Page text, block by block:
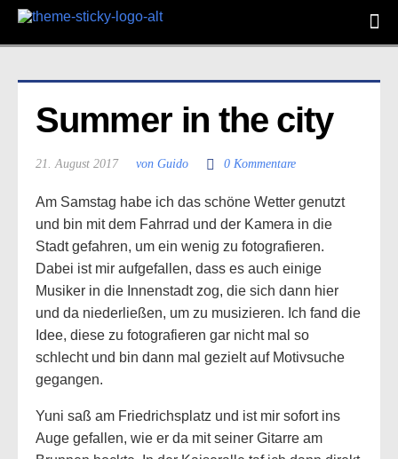
Summer in the city
21. August 2017 von Guido 0 Kommentare
Am Samstag habe ich das schöne Wetter genutzt
und bin mit dem Fahrrad und der Kamera in die
Stadt gefahren, um ein wenig zu fotografieren.
Dabei ist mir aufgefallen, dass es auch einige
Musiker in die Innenstadt zog, die sich dann hier
und da niederließen, um zu musizieren. Ich fand die
Idee, diese zu fotografieren gar nicht mal so
schlecht und bin dann mal gezielt auf Motivsuche
gegangen.
Yuni saß am Friedrichsplatz und ist mir sofort ins
Auge gefallen, wie er da mit seiner Gitarre am